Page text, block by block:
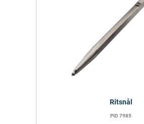
Ritsnål
PID 7985